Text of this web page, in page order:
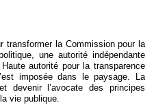
transformer la Commission pour la
une autorité indépendante
autorité pour la transparence
imposée dans le paysage. La
l’avocate des principes
vie publique.